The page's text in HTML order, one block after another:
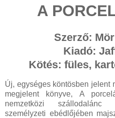
A
Szerző:
Kiadó:
Kötés: füles,
Új, egységes köntösben jelent
megjelent könyve, A
nemzetközi szállodalánc
személyzeti ebédlőjében